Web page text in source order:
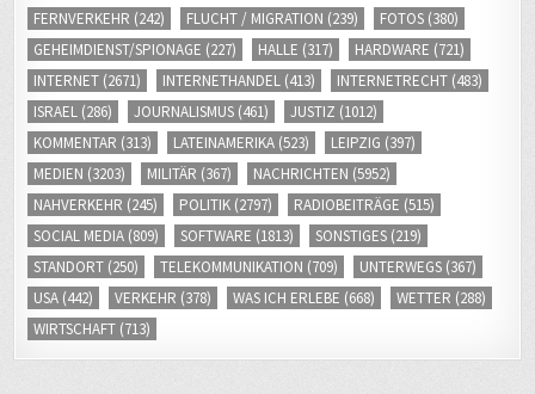
FERNVERKEHR (242) FLUCHT / MIGRATION (239) FOTOS (380)
GEHEIMDIENST/SPIONAGE (227) HALLE (317) HARDWARE (721)
INTERNET (2671) INTERNETHANDEL (413) INTERNETRECHT (483)
ISRAEL (286) JOURNALISMUS (461) JUSTIZ (1012)
KOMMENTAR (313) LATEINAMERIKA (523) LEIPZIG (397)
MEDIEN (3203) MILITÄR (367) NACHRICHTEN (5952)
NAHVERKEHR (245) POLITIK (2797) RADIOBEITRÄGE (515)
SOCIAL MEDIA (809) SOFTWARE (1813) SONSTIGES (219)
STANDORT (250) TELEKOMMUNIKATION (709) UNTERWEGS (367)
USA (442) VERKEHR (378) WAS ICH ERLEBE (668) WETTER (288)
WIRTSCHAFT (713)